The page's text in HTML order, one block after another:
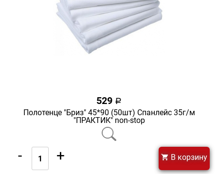
529 a
Полотенце "Бриз" 45*90 (50шт) Спанлейс 35г/м
"ПРАКТИК" non-stop
- + В корзину